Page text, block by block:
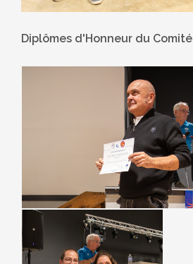
Diplômes d'Honneur du Comité